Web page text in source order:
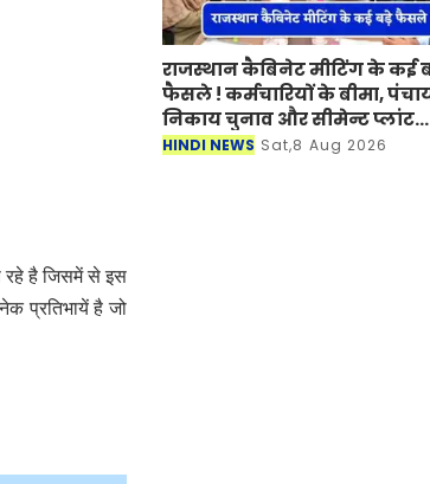
रहे है जिसमें से इस
प्रतिभायें है जो
राजस्थान कैबिनेट मीटिंग के कई
फैसले ! कर्मचारियों के बीमा,
निकाय चुनाव और सीमेन्ट प्लांट
लगाने पर मुहर
HINDI NEWS Sat,8 Aug 2026